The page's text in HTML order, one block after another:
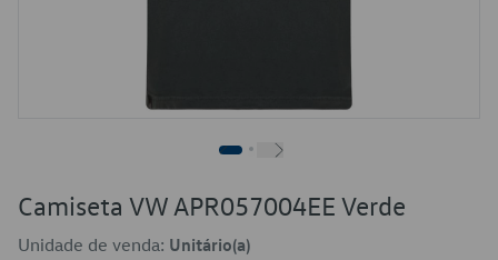
Camiseta VW APR057004EE Verde
Unidade de venda: Unitário(a)